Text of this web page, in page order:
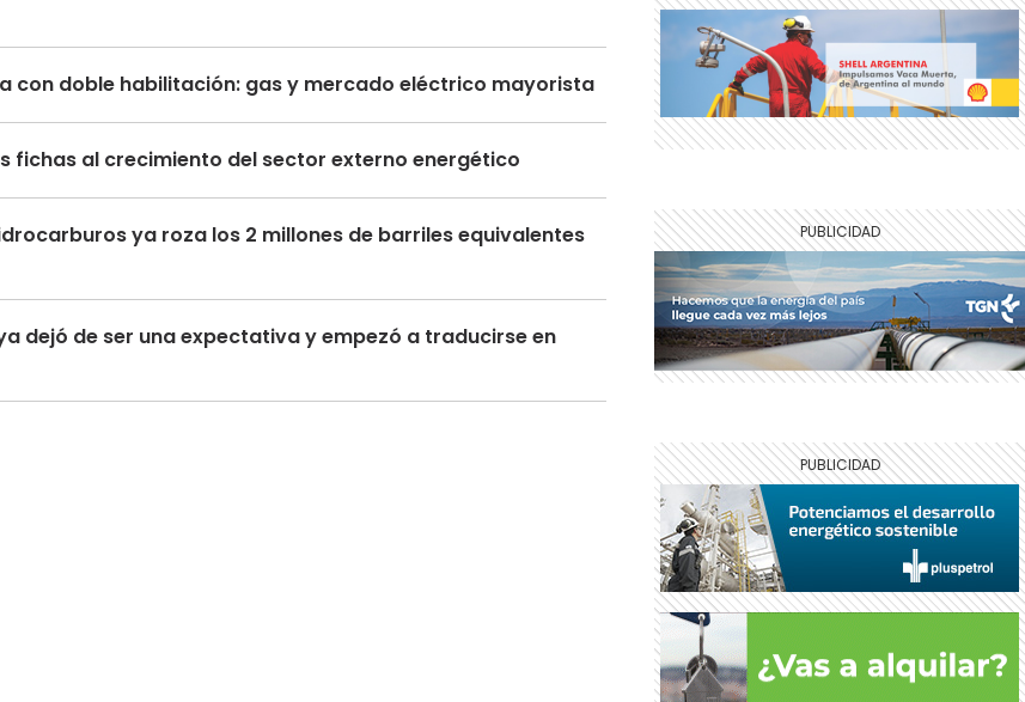
con doble habilitación: gas y mercado eléctrico mayorista
fichas al crecimiento del sector externo energético
ya roza los 2 millones de barriles equivalentes
dejó de ser una expectativa y empezó a traducirse en